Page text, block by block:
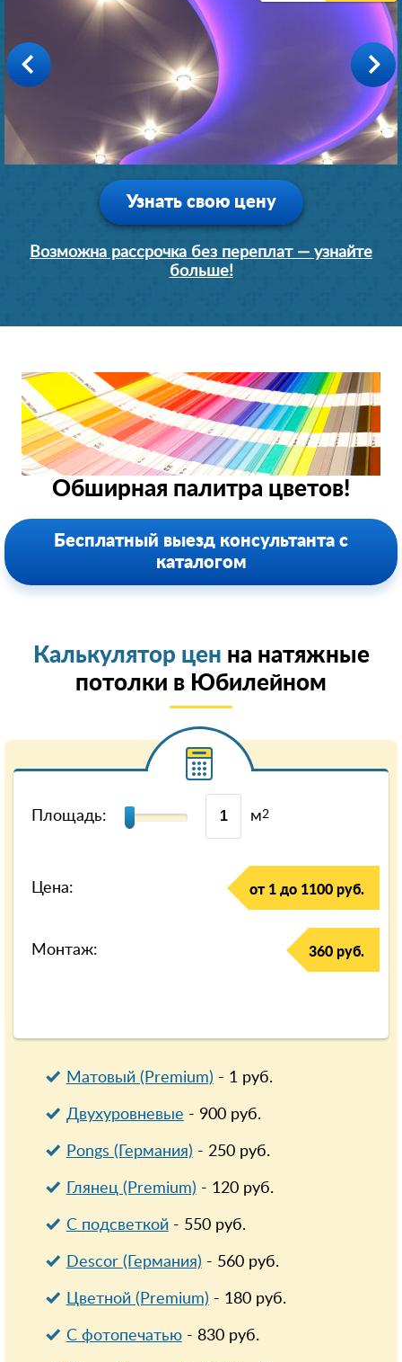
Производство: Германия
узнать цену
Производство: Германия
узнать цену
Производство: Германия
узнать цену
Производство: Германия
узнать цену
Производство: Германия
узнать цену
Производство: Германия
узнать цену
Производство: Германия
узнать цену
Узнать свою цену
Возможна рассрочка без переплат — узнайте
больше!
Обширная палитра цветов!
Бесплатный выезд консультанта с
каталогом
Калькулятор цен на натяжные
потолки в Юбилейном
Площадь: м2
Цена: от 1 до 1100 руб.
Монтаж: 360 руб.
Матовый (Premium) - 1руб.
Двухуровневые - 900руб.
Pongs (Германия) - 250руб.
Глянец (Premium) - 120руб.
С подсветкой- 550руб.
Descor (Германия) - 560руб.
Цветной (Premium) - 180руб.
С фотопечатью- 830руб.